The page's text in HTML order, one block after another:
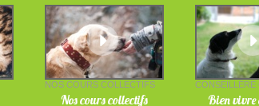
NOS COURS COLLECTIFS
Nos cours collectifs
CONSEILLÈRE
Bien vivre